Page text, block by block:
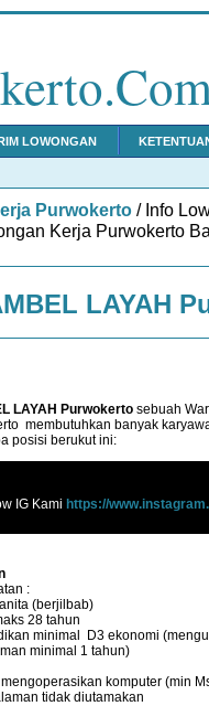
LOWONGAN
Purwokerto / Info
Kerja Purwokerto
LAYAH
LAYAH Purwokerto sebuah
membutuhkan banyak
posisi berukut ini:
IG Kami https://
:
(berjilbab)
28 tahun
minimal D3 ekonomi
minimal 1 tahun)
komputer (min
tidak diutamakan